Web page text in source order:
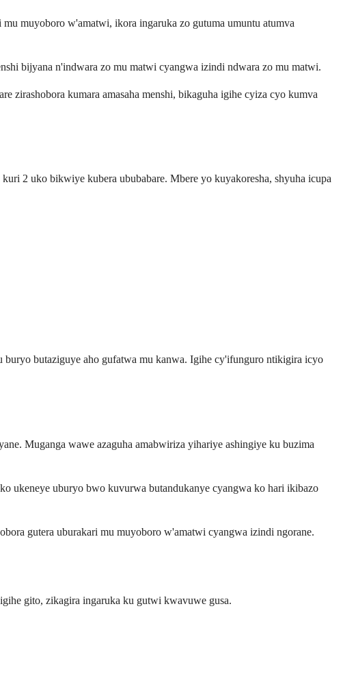
muyoboro w'amatwi, ikora ingaruka zo gutuma umuntu atumva
bijyana n'indwara zo mu matwi cyangwa izindi ndwara zo mu matwi.
zirashobora kumara amasaha menshi, bikaguha igihe cyiza cyo kumva
2 uko bikwiye kubera ububabare. Mbere yo kuyakoresha, shyuha icupa
butaziguye aho gufatwa mu kanwa. Igihe cy'ifunguro ntikigira icyo
Muganga wawe azaguha amabwiriza yihariye ashingiye ku buzima
ukeneye uburyo bwo kuvurwa butandukanye cyangwa ko hari ikibazo
gutera uburakari mu muyoboro w'amatwi cyangwa izindi ngorane.
gito, zikagira ingaruka ku gutwi kwavuwe gusa.